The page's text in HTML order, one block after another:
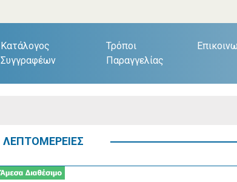
Κατάλογος
Συγγραφέων
Τρόποι
Παραγγελίας
ΛΕΠΤΟΜΕΡΕΙΕΣ